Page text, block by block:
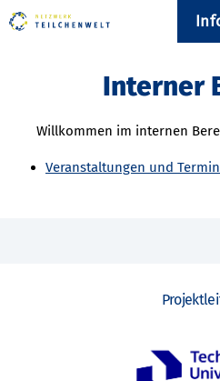
Interner
Willkommen im internen
Veranstaltungen und